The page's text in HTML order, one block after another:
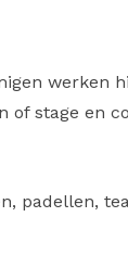
werken
stage en
padellen,